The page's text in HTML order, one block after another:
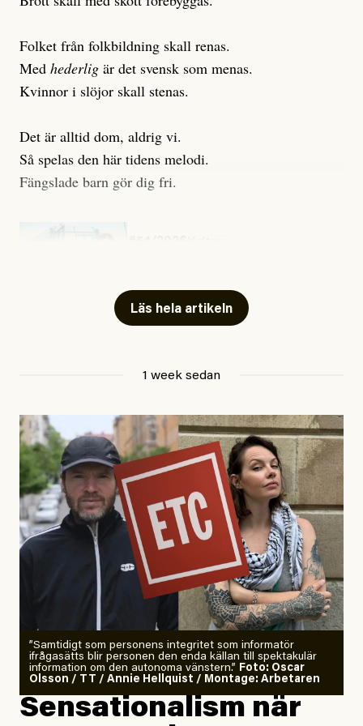
Folket från folkbildning skall renas.
Med hederlig är det svensk som menas.
Kvinnor i slöjor skall stenas.
Det är alltid dom, aldrig vi.
Så spelas den här tidens melodi.
Fängslade barn gör dig fri.
Läs hela artikeln
1 week sedan
”Samtidigt som personens integritet som informatör
ifrågasätts blir personen den enda källan till spektakulär
information om den autonoma vänstern.” Foto: Oscar
Olsson / TT / Annie Hellquist / Montage: Arbetaren
Sensationalism när